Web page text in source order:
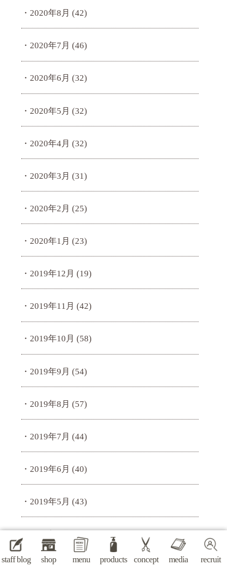
staff blog shop menu products concept media recruit
2020年8月 (42)
2020年7月 (46)
2020年6月 (32)
2020年5月 (32)
2020年4月 (32)
2020年3月 (31)
2020年2月 (25)
2020年1月 (23)
2019年12月 (19)
2019年11月 (42)
2019年10月 (58)
2019年9月 (54)
2019年8月 (57)
2019年7月 (44)
2019年6月 (40)
2019年5月 (43)
2019年3月